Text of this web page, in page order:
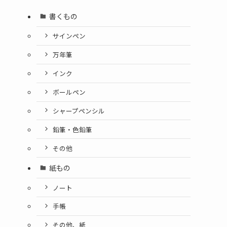
書くもの
サインペン
万年筆
インク
ボールペン
シャープペンシル
鉛筆・色鉛筆
その他
紙もの
ノート
手帳
その他、紙